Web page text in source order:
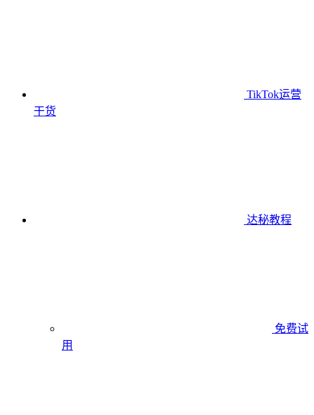
TikTok运营
干货
达秘教程
免费试
用